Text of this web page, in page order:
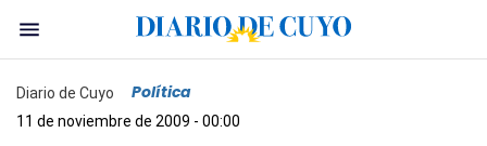
Diario de Cuyo Política
11 de noviembre de 2009 - 00:00